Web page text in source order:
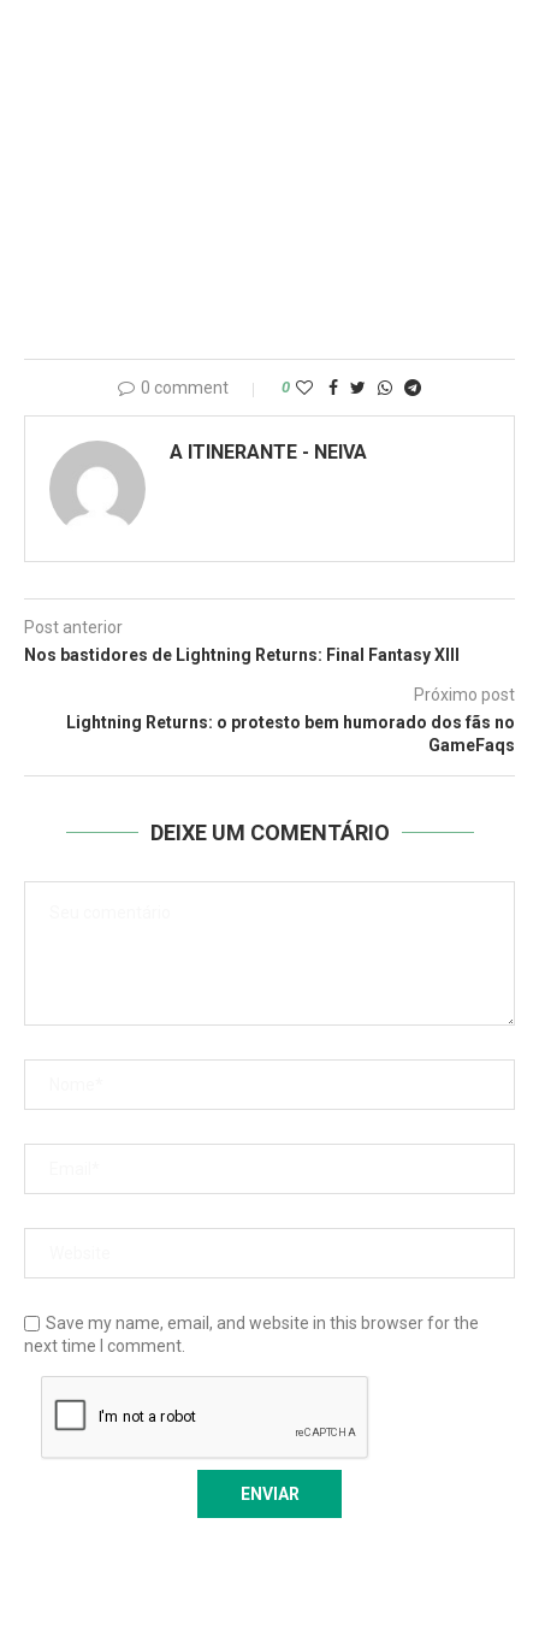
0 comment 0
A ITINERANTE - NEIVA
Post anterior
Nos bastidores de Lightning Returns: Final Fantasy XIII
Próximo post
Lightning Returns: o protesto bem humorado dos fãs no
GameFaqs
DEIXE UM COMENTÁRIO
Save my name, email, and website in this browser for the
next time I comment.